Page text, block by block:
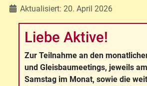
Aktualisiert: 20. April 2026
Liebe Aktive!
Zur Teilnahme an den
und Gleisbaumeetings, jeweils
Samstag im Monat, sowie die